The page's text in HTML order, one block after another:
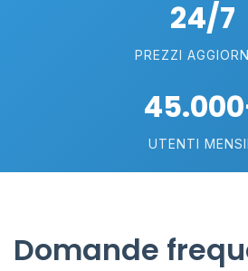
24/7
PREZZI
UTENTI
Domande